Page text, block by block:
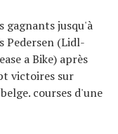
gagnants jusqu'à
Pedersen (Lidl-
a Bike) après
victoires sur
courses d'une